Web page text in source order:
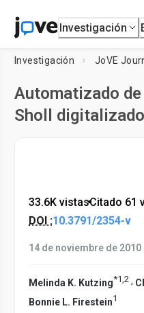
Investigación
Investigación JoVE
Automatizado
Sholl
33.6K vistas•Citado 61
DOI :10.3791/2354-v
14 de noviembre de 2010
Melinda K. Kutzing*1,2 ,
Bonnie L. Firestein1